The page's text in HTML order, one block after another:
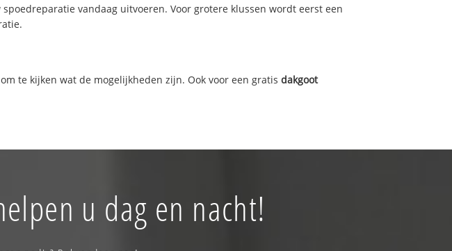
vandaag uitvoeren. Voor grotere klussen wordt eerst een
om te kijken wat de mogelijkheden zijn. Ook voor een gratisdakgoot
u dag en nacht!